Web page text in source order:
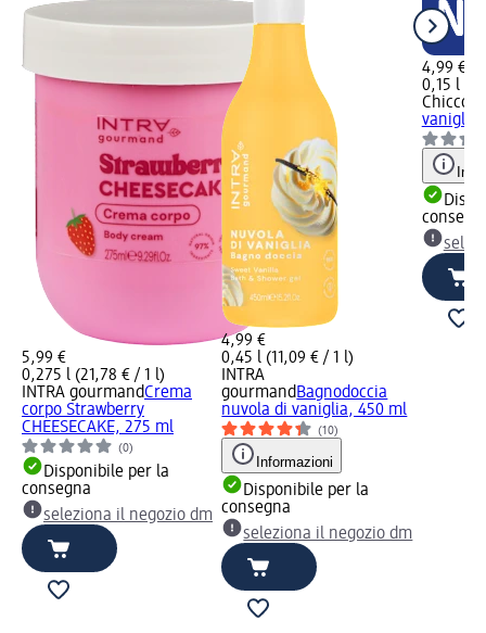
5,99 €
0,275 l (21,78 € / 1 l)
INTRA gourmandCrema
corpo Strawberry
CHEESECAKE, 275 ml
(0)
Disponibile per la
consegna
seleziona il negozio dm
4,99 €
0,45 l (11,09 € / 1 l)
INTRA
gourmandBagnodoccia
nuvola di vaniglia, 450 ml
(10)
Informazioni
Disponibile per la
consegna
seleziona il negozio dm
4,99 €
0,15 l
Chicco
vaniglia,